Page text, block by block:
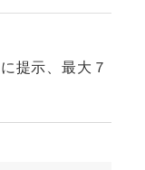
提示、最大７